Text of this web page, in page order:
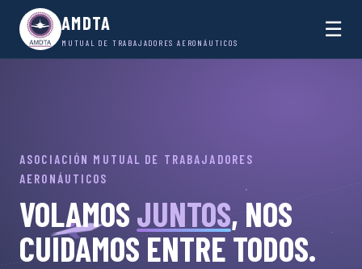
AMDTA
MUTUAL DE TRABAJADORES AERONÁUTICOS
☰
ASOCIACIÓN MUTUAL DE TRABAJADORES
AERONÁUTICOS
VOLAMOS JUNTOS, NOS
CUIDAMOS ENTRE TODOS.